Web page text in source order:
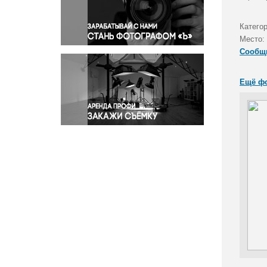
Правосудие
Происшествия и конфликты
Религия
Светская жизнь
Спорт
Экология
Экономика и бизнес
Место:
Ещё